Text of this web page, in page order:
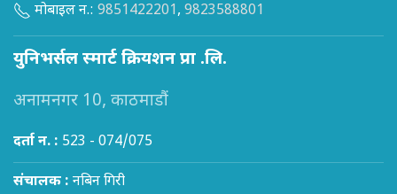
मोबाइल न.: 9851422201, 9823588801
युनिभर्सल स्मार्ट क्रियशन प्रा .लि.
अनामनगर 10, काठमाडौं
दर्ता न. : 523 - 074/075
संचालक : नबिन गिरी